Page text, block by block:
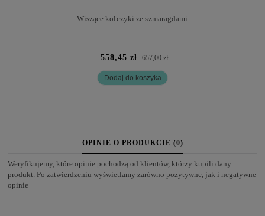
Wiszące kolczyki ze szmaragdami
558,45 zł 657,00 zł
Dodaj do koszyka
OPINIE O PRODUKCIE (0)
Weryfikujemy, które opinie pochodzą od klientów, którzy kupili dany
produkt. Po zatwierdzeniu wyświetlamy zarówno pozytywne, jak i negatywne
opinie